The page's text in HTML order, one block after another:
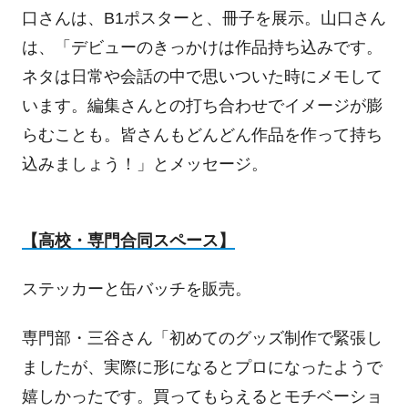
口さんは、 B1ポスターと、冊子を展示。山口さん
は、「デビューのきっかけは作品持ち込みです。
ネタは日常や会話の中で思いついた時にメモして
います。編集さんとの打ち合わせでイメージが膨
らむことも。皆さんもどんどん作品を作って持ち
込みましょう！」とメッセージ。
【高校・専門合同スペース】
ステッカーと缶バッチを販売。
専門部・三谷さん「初めてのグッズ制作で緊張し
ましたが、実際に形になるとプロになったようで
嬉しかったです。買ってもらえるとモチベーショ